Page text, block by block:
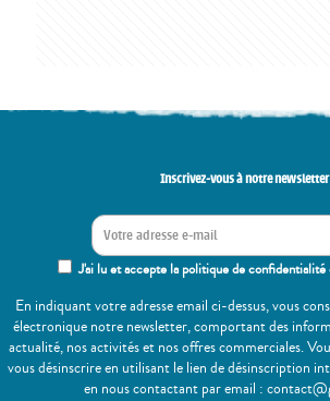
Inscrivez-vous à notre newsletter
J'ai lu et accepte la politique de
En indiquant votre adresse email ci-dessus, vous
électronique notre newsletter, comportant des
actualité, nos activités et nos offres commerciales.
vous désinscrire en utilisant le lien de désinscription
en nous contactant par email :